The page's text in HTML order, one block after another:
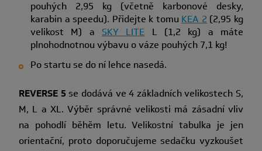
pouhých 2,95 kg (včetně karbonové desky,
karabin a speedu). Přidejte k tomu KEA 2 (2,95 kg
velikost M) a SKY LITE L (1,2 kg) a máte
plnohodnotnou výbavu o váze pouhých 7,1 kg!
Po startu se do ní lehce nasedá.
REVERSE 5se dodává ve 4 základních velikostech S,
M, L a XL. Výběr správné velikosti má zásadní vliv
na pohodlí běhěm letu. Velikostní tabulka je jen
orientační, proto doporučujeme sedačku vyzkoušet